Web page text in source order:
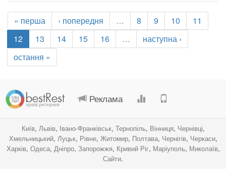
« перша ‹ попередня … 8 9 10
11
12
13 14 15 16 …
наступна ›
остання »
Реклама
Київ, Львів, Івано-Франківськ, Тернопіль, Вінниця, Чернівці,
Хмельницький, Луцьк, Рівне, Житомир, Полтава, Чернігів, Черкаси,
Харків, Одеса, Дніпро, Запорожжя, Кривий Ріг, Маріуполь, Миколаїв,
Сайти.